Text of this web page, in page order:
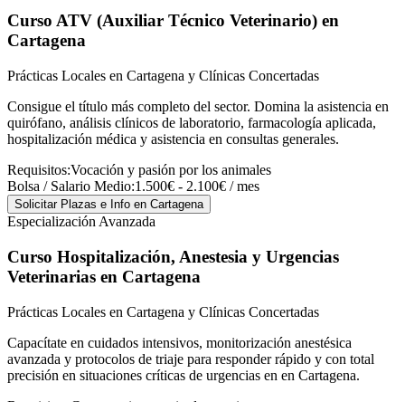
Curso ATV (Auxiliar Técnico Veterinario) en
Cartagena
Prácticas Locales en Cartagena y Clínicas Concertadas
Consigue el título más completo del sector. Domina la asistencia en
quirófano, análisis clínicos de laboratorio, farmacología aplicada,
hospitalización médica y asistencia en consultas generales.
Requisitos:Vocación y pasión por los animales
Bolsa / Salario Medio:1.500€ - 2.100€ / mes
Solicitar Plazas e Info en Cartagena
Especialización Avanzada
Curso Hospitalización, Anestesia y Urgencias
Veterinarias en Cartagena
Prácticas Locales en Cartagena y Clínicas Concertadas
Capacítate en cuidados intensivos, monitorización anestésica
avanzada y protocolos de triaje para responder rápido y con total
precisión en situaciones críticas de urgencias en en Cartagena.